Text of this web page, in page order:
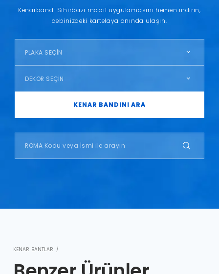
Kenarbandı Sihirbazı mobil uygulamasını hemen indirin,
cebinizdeki kartelaya anında ulaşın.
PLAKA SEÇİN
DEKOR SEÇİN
KENAR BANDINI ARA
KENAR BANTLARI /